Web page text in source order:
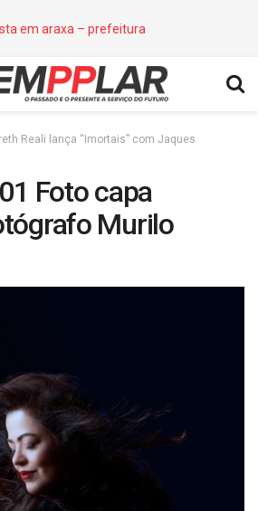
Reali lança “Imortais” com Jaques
Foto capa
Murilo